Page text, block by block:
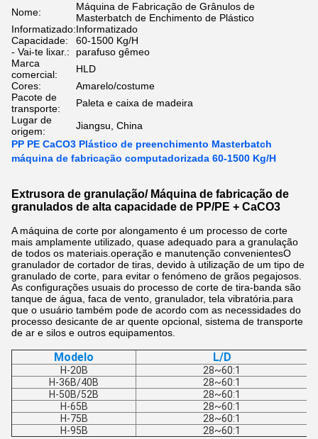
Nome:
Máquina de Fabricação de Grânulos de
Masterbatch de Enchimento de Plástico
Informatizado:Informatizado
Capacidade:
60-1500 Kg/H
- Vai-te lixar.:
parafuso gêmeo
Marca
comercial:
HLD
Cores:
Amarelo/costume
Pacote de
transporte:
Paleta e caixa de madeira
Lugar de
origem:
Jiangsu, China
PP PE CaCO3 Plástico de preenchimento Masterbatch
máquina de fabricação computadorizada 60-1500 Kg/H
Extrusora de granulação/ Máquina de fabricação de
granulados de alta capacidade de PP/PE + CaCO3
A máquina de corte por alongamento é um processo de corte
mais amplamente utilizado, quase adequado para a granulação
de todos os materiais.operação e manutenção convenientesO
granulador de cortador de tiras, devido à utilização de um tipo de
granulado de corte, para evitar o fenómeno de grãos pegajosos.
As configurações usuais do processo de corte de tira-banda são
tanque de água, faca de vento, granulador, tela vibratória.para
que o usuário também pode de acordo com as necessidades do
processo desicante de ar quente opcional, sistema de transporte
de ar e silos e outros equipamentos.
Modelo L/D
H-20B
28~60:1
H-36B/40B
28~60:1
H-50B/52B
28~60:1
H-65B
28~60:1
H-75B
28~60:1
H-95B
28~60:1